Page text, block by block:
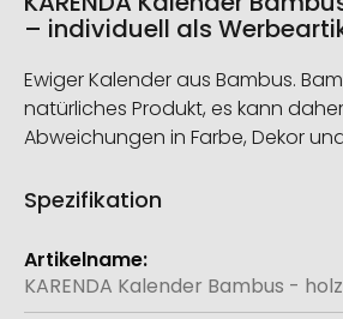
– individuell als
Ewiger Kalender aus Bambus.
natürliches Produkt, es kann
Abweichungen in Farbe, Dekor
Spezifikation
Weitere
Informationen
KARENDA Kalender Bambus -